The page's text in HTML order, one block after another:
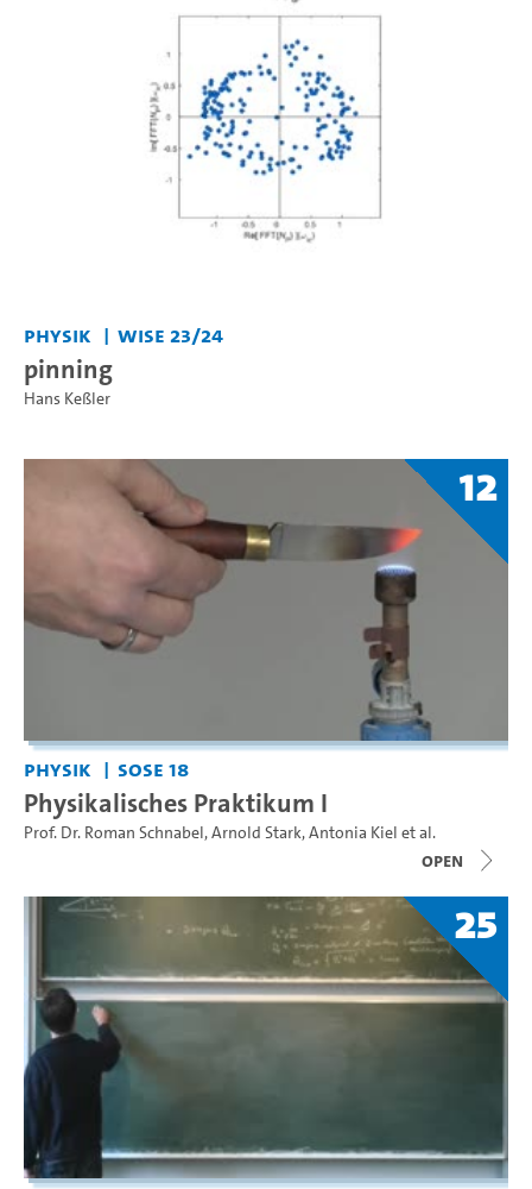
Physik WiSe 23/24
pinning
Hans Keßler
12
Physik SoSe 18
Physikalisches Praktikum I
Prof. Dr. Roman Schnabel,Arnold Stark,Antonia Kiel et al.
open
25